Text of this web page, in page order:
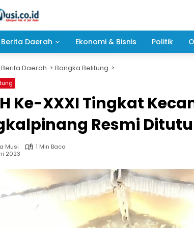
Berita Daerah Ekonomi & Bisnis Politik
Berita Daerah Bangka Belitung
Ke-XXXI Tingkat
Resmi
Musi
1 Min Baca
2023